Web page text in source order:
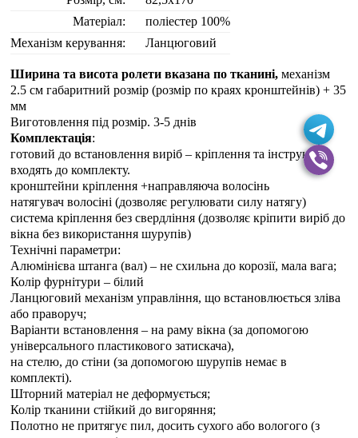
Матеріал:
поліестер 100%
Механізм керування:
Ланцюговий
Ширина та висота ролети вказана по тканині, механізм
2.5 см габаритний розмір (розмір по краях кронштейнів) + 35
мм
Виготовлення під розмір. 3-5 днiв
Комплектація:
готовий до встановлення виріб – кріплення та інструкція
входять до комплекту.
кронштейни кріплення +направляюча волосінь
натягувач волосіні (дозволяє регулювати силу натягу)
система кріплення без свердління (дозволяє кріпити виріб до
вікна без використання шурупів)
Технічні параметри:
Алюмінієва штанга (вал) – не схильна до корозії, мала вага;
Колір фурнітури – білий
Ланцюговий механізм управління, що встановлюється зліва
або праворуч;
Варіанти встановлення – на раму вікна (за допомогою
універсального пластикового затискача),
на стелю, до стіни (за допомогою шурупів немає в
комплекті).
Шторний матеріал не деформується;
Колір тканини стійкий до вигоряння;
Полотно не притягує пил, досить сухого або вологого (з